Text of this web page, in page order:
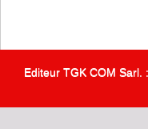
Editeur TGK COM